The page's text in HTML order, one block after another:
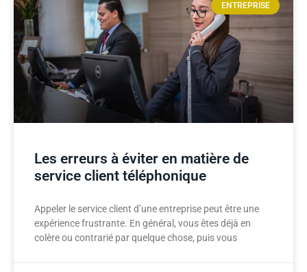
ENTREPRISE
Les erreurs à éviter en matière de
service client téléphonique
Appeler le service client d’une entreprise peut être une
expérience frustrante. En général, vous êtes déjà en
colère ou contrarié par quelque chose, puis vous